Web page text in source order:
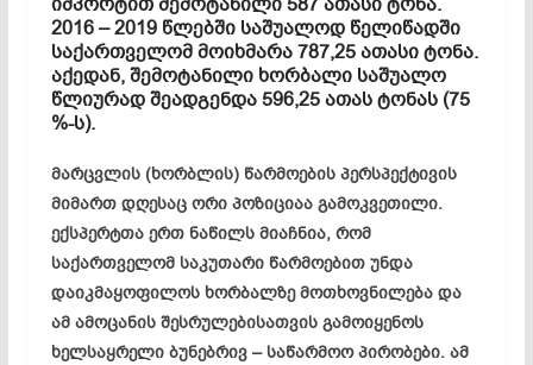
2016 – 2019 წლებში საშუალოდ წელიწადში
საქართველომ მოიხმარა 787,25 ათასი ტონა.
აქედან, შემოტანილი ხორბალი საშუალო
წლიურად შეადგენდა 596,25 ათას ტონას (75
%-ს).
მარცვლის(ხორბლის) წარმოების პერსპექტივის
მიმართ დღესაც ორი პოზიციაა გამოკვეთილი.
ექსპერტთა ერთ ნაწილს მიაჩნია, რომ
საქართველომ საკუთარი წარმოებით უნდა
დაიკმაყოფილოს ხორბალზე მოთხოვნილება და
ამ ამოცანის შესრულებისათვის გამოიყენოს
ხელსაყრელი ბუნებრივ– საწარმოო პირობები. ამ